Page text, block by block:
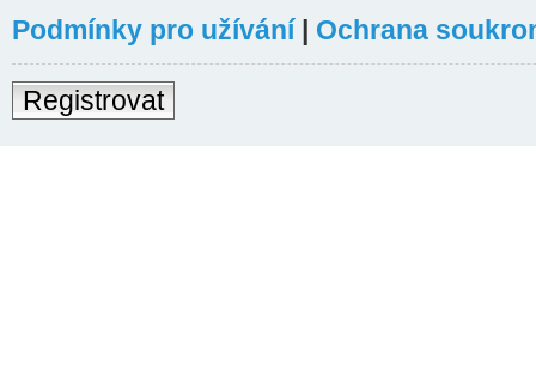
Podmínky pro užívání
Ochrana
Registrovat